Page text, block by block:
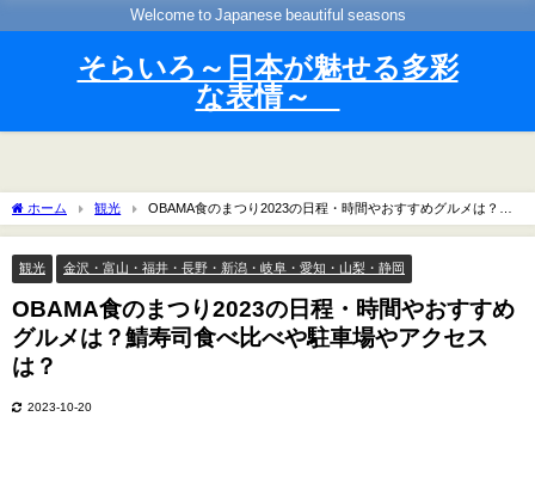
Welcome to Japanese beautiful seasons
そらいろ～日本が魅せる多彩
な表情～
ホーム 観光
OBAMA食のまつり2023の日程・時間やおすすめグルメは？鯖
寿司食べ比べや駐車場やアクセスは？
観光 金沢・富山・福井・長野・新潟・岐阜・愛知・山梨・静岡
OBAMA食のまつり2023の日程・時間やおすすめ
グルメは？鯖寿司食べ比べや駐車場やアクセス
は？
2023-10-20